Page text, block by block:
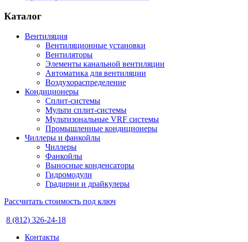
Каталог
Вентиляция
Вентиляционные установки
Вентиляторы
Элементы канальной вентиляции
Автоматика для вентиляции
Воздухораспределение
Кондиционеры
Сплит-системы
Мульти сплит-системы
Мультизональные VRF системы
Промышленные кондиционеры
Чиллеры и фанкойлы
Чиллеры
Фанкойлы
Выносные конденсаторы
Гидромодули
Градирни и драйкулеры
Рассчитать стоимость под ключ
8 (812) 326-24-18
Контакты